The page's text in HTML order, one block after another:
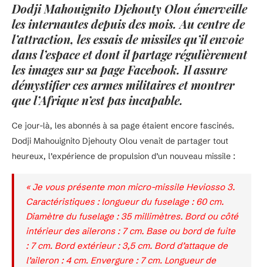
Dodji Mahouignito Djehouty Olou émerveille
les internautes depuis des mois. Au centre de
l’attraction, les essais de missiles qu’il envoie
dans l’espace et dont il partage régulièrement
les images sur sa page Facebook. Il assure
démystifier ces armes militaires et montrer
que l’Afrique n’est pas incapable.
Ce jour-là, les abonnés à sa page étaient encore fascinés.
Dodji Mahouignito Djehouty Olou venait de partager tout
heureux, l’expérience de propulsion d’un nouveau missile :
« Je vous présente mon micro-missile Heviosso 3.
Caractéristiques : longueur du fuselage : 60 cm.
Diamètre du fuselage : 35 millimètres. Bord ou côté
intérieur des ailerons : 7 cm. Base ou bord de fuite
: 7 cm. Bord extérieur : 3,5 cm. Bord d’attaque de
l’aileron : 4 cm. Envergure : 7 cm. Longueur de